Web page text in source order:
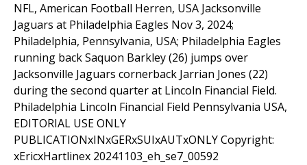
NFL, American Football Herren, USA Jacksonville
Jaguars at Philadelphia Eagles Nov 3, 2024;
Philadelphia, Pennsylvania, USA; Philadelphia Eagles
running back Saquon Barkley (26) jumps over
Jacksonville Jaguars cornerback Jarrian Jones (22)
during the second quarter at Lincoln Financial Field.
Philadelphia Lincoln Financial Field Pennsylvania USA,
EDITORIAL USE ONLY
PUBLICATIONxINxGERxSUIxAUTxONLY Copyright:
xEricxHartlinex 20241103_eh_se7_00592